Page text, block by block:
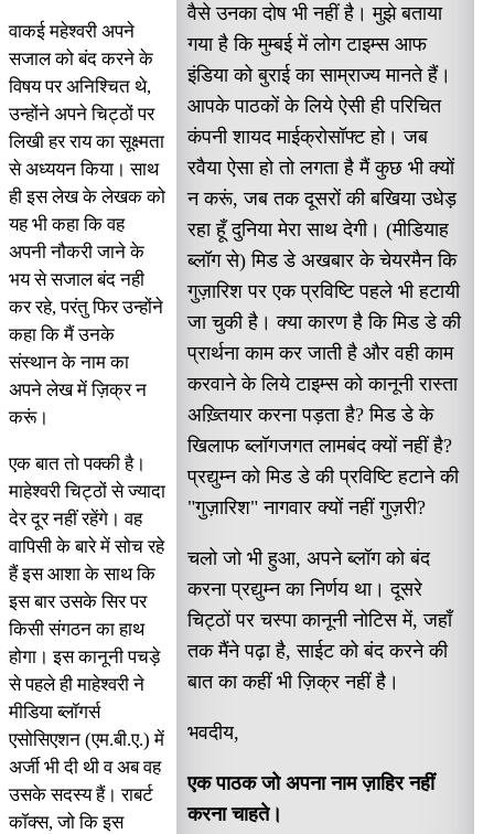
वैसे उनका दोष भी नहीं है। मुझे बताया
गया है कि मुम्बई में लोग टाइम्स आफ
इंडिया को बुराई का साम्राज्य मानते हैं।
आपके पाठकों के लिये ऐसी ही परिचित
कंपनी शायद माईक्रोसॉफ्ट हो। जब
रवैया ऐसा हो तो लगता है मैं कुछ भी क्यों
न करूं, जब तक दूसरों की बखिया उधेड़
रहा हूँ दुनिया मेरा साथ देगी। (मीडियाह
ब्लॉग से) मिड डे अखबार के चेयरमैन कि
गुज़ारिश पर एक प्रविष्टि पहले भी हटायी
जा चुकी है। क्या कारण है कि मिड डे की
प्रार्थना काम कर जाती है और वही काम
करवाने के लिये टाइम्स को कानूनी रास्ता
अख़्तियार करना पड़ता है? मिड डे के
खिलाफ ब्लॉगजगत लामबंद क्यों नहीं है?
प्रद्युम्न को मिड डे की प्रविष्टि हटाने की
"गुज़ारिश" नागवार क्यों नहीं गुज़री?
चलो जो भी हुआ, अपने ब्लॉग को बंद
करना प्रद्युम्न का निर्णय था। दूसरे
चिट्ठों पर चस्पा कानूनी नोटिस में, जहाँ
तक मैंने पढ़ा है, साईट को बंद करने की
बात का कहीं भी ज़िक्र नहीं है।
भवदीय,
एक पाठक जो अपना नाम ज़ाहिर नहीं
करना चाहते।
वाकई महेश्वरी अपने
सजाल को बंद करने के
विषय पर अनिश्चित थे,
उन्होंने अपने चिट्ठों पर
लिखी हर राय का सूक्ष्मता
से अध्ययन किया। साथ
ही इस लेख के लेखक को
यह भी कहा कि वह
अपनी नौकरी जाने के
भय से सजाल बंद नही
कर रहे, परंतु फिर उन्होंने
कहा कि मैं उनके
संस्थान के नाम का
अपने लेख में ज़िक्र न
करूं।
एक बात तो पक्की है।
माहेश्वरी चिट्ठों से ज्यादा
देर दूर नहीं रहेंगे। वह
वापिसी के बारे में सोच रहे
हैं इस आशा के साथ कि
इस बार उसके सिर पर
किसी संगठन का हाथ
होगा। इस कानूनी पचड़े
से पहले ही माहेश्वरी ने
मीडिया ब्लॉगर्स
एसोसिएशन (एम.बी.ए.) में
अर्जी भी दी थी व अब वह
उसके सदस्य हैं। राबर्ट
कॉक्स, जो कि इस